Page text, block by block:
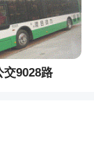
交9028路